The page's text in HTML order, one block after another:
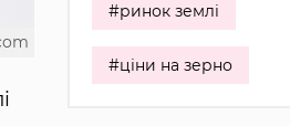
#ринок землі
#ціни на зерно